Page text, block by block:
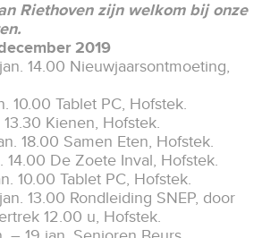
Riethoven zijn welkom bij onze
2019
14.00 Nieuwjaarsontmoeting,
10.00 Tablet PC, Hofstek.
13.30 Kienen, Hofstek.
18.00 Samen Eten, Hofstek.
14.00 De Zoete Inval, Hofstek.
10.00 Tablet PC, Hofstek.
13.00 Rondleiding SNEP, door
12.00 u, Hofstek.